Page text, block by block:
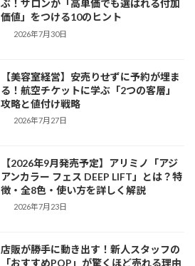
ぶ！サロンが「高単価でも選ばれる付加
価値」をつける10のヒント
2026年7月30日
【美容室経営】安売りせずに予約が埋ま
る！航空チケットに学ぶ「2つの客層」
攻略と値付け戦略
2026年7月27日
【2026年9月発売予定】アリミノ「アジ
アンカラー フェス DEEP LIFT」とは？特
徴・全8色・使い方を詳しく解説
2026年7月23日
店販が勝手に動き出す！新人スタッフの
「おすすめPOP」が驚くほど売れる理由